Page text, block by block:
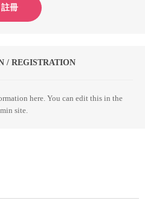
註冊
/ REGISTRATION
here. You can edit this in the
site.